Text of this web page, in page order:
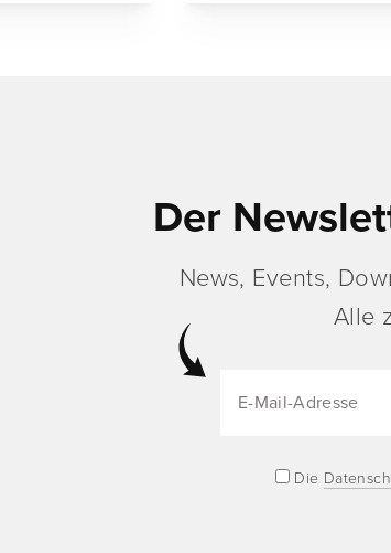
Der
News, Events,
Alle
Die